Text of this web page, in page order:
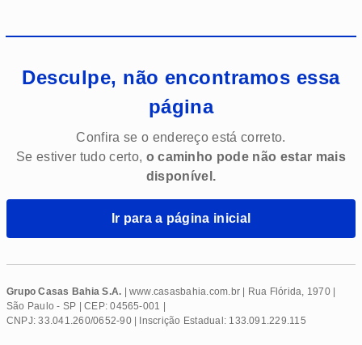
Desculpe, não encontramos essa
página
Confira se o endereço está correto.
Se estiver tudo certo, o caminho pode não estar mais
disponível.
Ir para a página inicial
Grupo Casas Bahia S.A. | www.casasbahia.com.br | Rua Flórida, 1970 |
São Paulo - SP | CEP: 04565-001 |
CNPJ: 33.041.260/0652-90 | Inscrição Estadual: 133.091.229.115